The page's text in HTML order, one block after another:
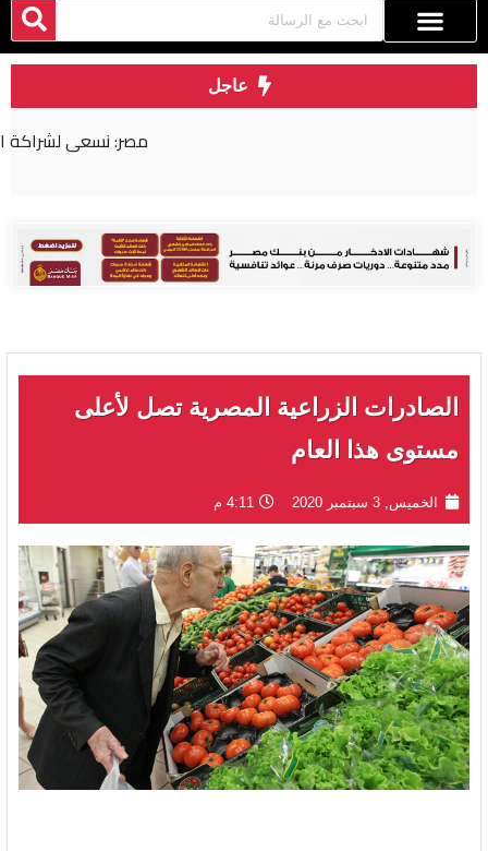
عاجل
مصر: نسعى لشراكة اقتصادية أكثر عمقا مع روسيا
الصادرات الزراعية المصرية تصل لأعلى
مستوى هذا العام
الخميس, 3 سبتمبر 2020 4:11 م